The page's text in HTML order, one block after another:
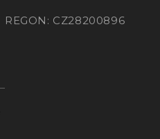
REGON: CZ28200896